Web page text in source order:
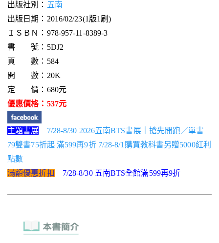
出版社別： 五南
出版日期：2016/02/23(1版1刷)
ＩＳＢＮ：978-957-11-8389-3
書 號：5DJ2
頁 數：584
開 數：20K
定 價：680元
優惠價格：537元
主題書展
7/28-8/30 2026五南BTS書展｜搶先開跑／單書
79雙書75折起 滿599再9折 7/28-8/1購買教科書另贈5000紅利
點數
滿額優惠折扣
7/28-8/30 五南BTS全館滿599再9折